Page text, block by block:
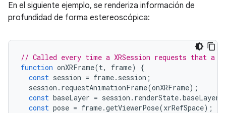
En el siguiente ejemplo, se renderiza información de
profundidad de forma estereoscópica:
// Called every time a XRSession requests that a
function onXRFrame(t, frame)
{
const session = frame. session ;
session . requestAnimationFrame(onXRFrame);
const baseLayer = session . renderState.baseLayer
const pose = frame.getViewerPose(xrRefSpace);